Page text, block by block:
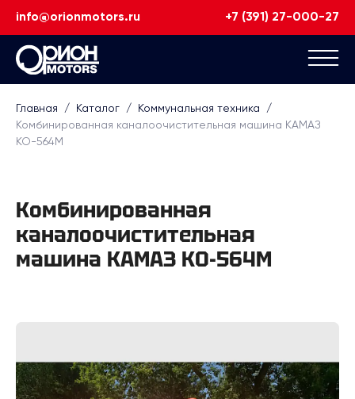
info@orionmotors.ru +7 (391) 27-000-27
Главная / Каталог / Коммунальная техника
/
Комбинированная каналоочистительная машина КАМАЗ
КО-564М
Комбинированная
каналоочистительная
машина КАМАЗ КО-564М